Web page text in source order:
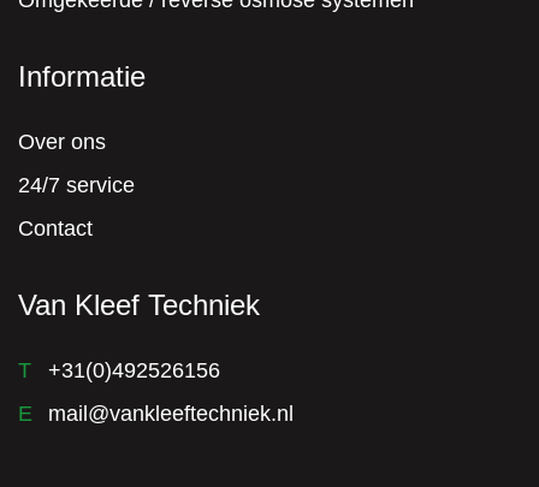
Informatie
Over ons
24/7 service
Contact
Van Kleef Techniek
T
+31(0)492526156
E
mail@vankleeftechniek.nl